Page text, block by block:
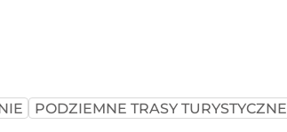
PODZIEMNE TRASY TURYSTYCZNE